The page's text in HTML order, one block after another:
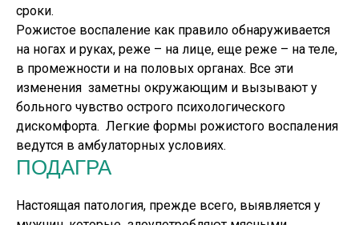
сроки.
Рожистое воспаление как правило обнаруживается
на ногах и руках, реже – на лице, еще реже – на теле,
в промежности и на половых органах. Все эти
изменения заметны окружающим и вызывают у
больного чувство острого психологического
дискомфорта. Легкие формы рожистого воспаления
ведутся в амбулаторных условиях.
ПОДАГРА
Настоящая патология, прежде всего, выявляется у